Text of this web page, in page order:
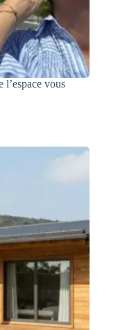
l’espace vous